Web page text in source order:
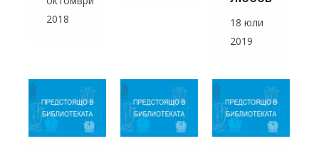
2018
18 юли
2019